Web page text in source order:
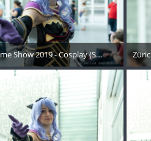
Show 2019 - Cosplay (Samstag) - 152
21. Oktober 2019